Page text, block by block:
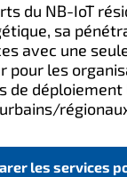
du NB-IoT
sa
avec une
pour les
de déploiement
les services